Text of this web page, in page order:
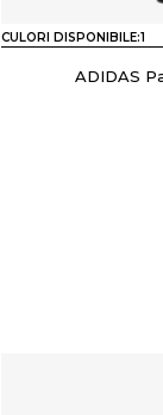
CULORI DISPONIBILE:1
ADIDAS